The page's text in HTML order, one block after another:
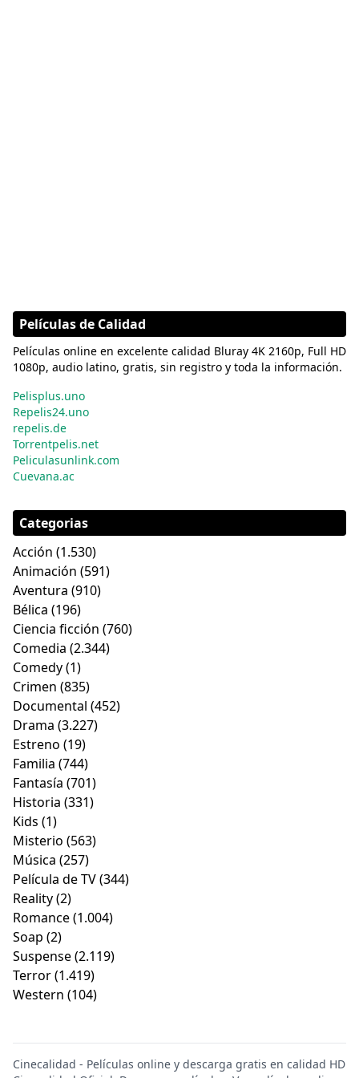
Películas de Calidad
Películas online en excelente calidad Bluray 4K 2160p, Full HD
1080p, audio latino, gratis, sin registro y toda la información.
Pelisplus.uno
Repelis24.uno
repelis.de
Torrentpelis.net
Peliculasunlink.com
Cuevana.ac
Categorias
Acción (1.530)
Animación (591)
Aventura (910)
Bélica (196)
Ciencia ficción (760)
Comedia (2.344)
Comedy(1)
Crimen (835)
Documental (452)
Drama (3.227)
Estreno (19)
Familia (744)
Fantasía (701)
Historia (331)
Kids (1)
Misterio (563)
Música (257)
Película de TV(344)
Reality(2)
Romance(1.004)
Soap (2)
Suspense(2.119)
Terror(1.419)
Western (104)
Cinecalidad - Películas online y descarga gratis en calidad HD